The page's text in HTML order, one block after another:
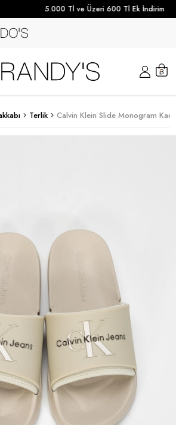
5.000 Tl ve Üzeri 600 Tl Ek İndirim
Terlik Calvin Klein Slide Monogram